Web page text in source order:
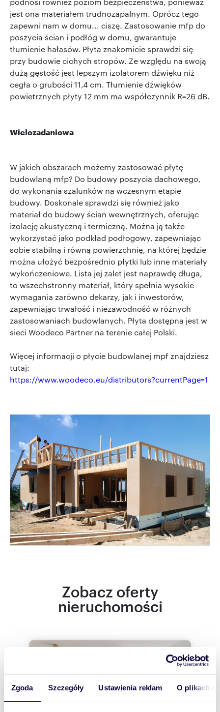
Zgoda Szczegóły Ustawienia reklam O plikach
jest ona materiałem trudnozapalnym. Oprócz tego
zapewni nam w domu... ciszę. Zastosowanie mfp do
poszycia ścian i podłóg w domu, gwarantuje
tłumienie hałasów. Płyta znakomicie sprawdzi się
przy budowie cichych stropów. Ze względu na swoją
dużą gęstość jest lepszym izolatorem dźwięku niż
cegła o grubości 11,4 cm. Tłumienie dźwięków
powietrznych płyty 12 mm ma współczynnik R=26 dB.
Wielozadaniowa
W jakich obszarach możemy zastosować płytę
budowlaną mfp? Do budowy poszycia dachowego,
do wykonania szalunków na wczesnym etapie
budowy. Doskonale sprawdzi się również jako
materiał do budowy ścian wewnętrznych, oferując
izolację akustyczną i termiczną. Można ją także
wykorzystać jako podkład podłogowy, zapewniając
sobie stabilną i równą powierzchnię, na której będzie
można ułożyć bezpośrednio płytki lub inne materiały
wykończeniowe. Lista jej zalet jest naprawdę długa,
to wszechstronny materiał, który spełnia wysokie
wymagania zarówno dekarzy, jak i inwestorów,
zapewniając trwałość i niezawodność w różnych
zastosowaniach budowlanych. Płyta dostępna jest w
sieci Woodeco Partner na terenie całej Polski.
Więcej informacji o płycie budowlanej mpf znajdziesz
tutaj:
https://www.woodeco.eu/distributors?currentPage=1
Zobacz oferty
nieruchomości